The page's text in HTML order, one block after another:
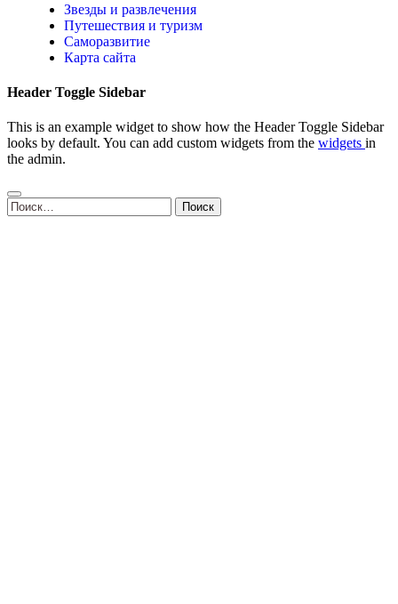
Звезды и развлечения
Путешествия и туризм
Саморазвитие
Карта сайта
Header Toggle Sidebar
This is an example widget to show how the Header Toggle Sidebar
looks by default. You can add custom widgets from the widgets in
the admin.
Найти: